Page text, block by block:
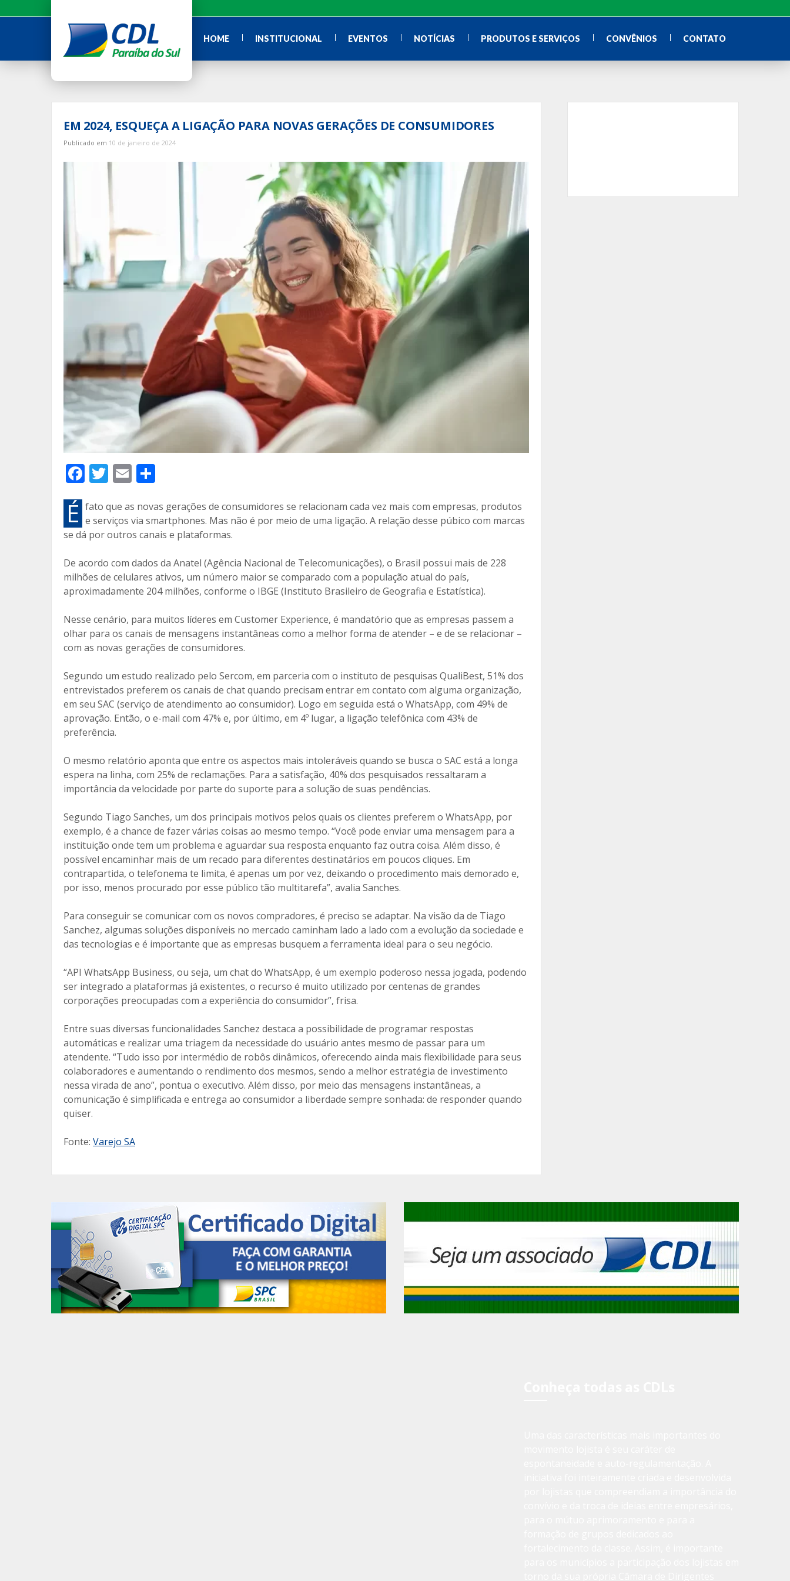
para
HOME INSTITUCIONAL EVENTOS NOTÍCIAS PRODUTOS E SERVIÇOS CONVÊNIOS CONTATO
EM 2024, ESQUEÇA A LIGAÇÃO PARA NOVAS GERAÇÕES DE CONSUMIDORES
Publicado em 10 de janeiro de 2024
F
ac
e
b
o
o
k
T
w
itt
er
E
m
ai
l
m
p
ar
til
h
ar
É fato que as novas gerações de consumidores se relacionam cada vez mais com empresas, produtos
e serviços via smartphones. Mas não é por meio de uma ligação. A relação desse púbico com marcas
se dá por outros canais e plataformas.
De acordo com dados da Anatel (Agência Nacional de Telecomunicações), o Brasil possui mais de 228
milhões de celulares ativos, um número maior se comparado com a população atual do país,
aproximadamente 204 milhões, conforme o IBGE (Instituto Brasileiro de Geografia e Estatística).
Nesse cenário, para muitos líderes em Customer Experience, é mandatório que as empresas passem a
olhar para os canais de mensagens instantâneas como a melhor forma de atender – e de se relacionar –
com as novas gerações de consumidores.
Segundo um estudo realizado pelo Sercom, em parceria com o instituto de pesquisas QualiBest, 51% dos
entrevistados preferem os canais de chat quando precisam entrar em contato com alguma organização,
em seu SAC (serviço de atendimento ao consumidor). Logo em seguida está o WhatsApp, com 49% de
aprovação. Então, o e-mail com 47% e, por último, em 4º lugar, a ligação telefônica com 43% de
preferência.
O mesmo relatório aponta que entre os aspectos mais intoleráveis quando se busca o SAC está a longa
espera na linha, com 25% de reclamações. Para a satisfação, 40% dos pesquisados ressaltaram a
importância da velocidade por parte do suporte para a solução de suas pendências.
Segundo Tiago Sanches, um dos principais motivos pelos quais os clientes preferem o WhatsApp, por
exemplo, é a chance de fazer várias coisas ao mesmo tempo. “Você pode enviar uma mensagem para a
instituição onde tem um problema e aguardar sua resposta enquanto faz outra coisa. Além disso, é
possível encaminhar mais de um recado para diferentes destinatários em poucos cliques. Em
contrapartida, o telefonema te limita, é apenas um por vez, deixando o procedimento mais demorado e,
por isso, menos procurado por esse público tão multitarefa”, avalia Sanches.
Para conseguir se comunicar com os novos compradores, é preciso se adaptar. Na visão da de Tiago
Sanchez, algumas soluções disponíveis no mercado caminham lado a lado com a evolução da sociedade e
das tecnologias e é importante que as empresas busquem a ferramenta ideal para o seu negócio.
“API WhatsApp Business, ou seja, um chat do WhatsApp, é um exemplo poderoso nessa jogada, podendo
ser integrado a plataformas já existentes, o recurso é muito utilizado por centenas de grandes
corporações preocupadas com a experiência do consumidor”, frisa.
Entre suas diversas funcionalidades Sanchez destaca a possibilidade de programar respostas
automáticas e realizar uma triagem da necessidade do usuário antes mesmo de passar para um
atendente. “Tudo isso por intermédio de robôs dinâmicos, oferecendo ainda mais flexibilidade para seus
colaboradores e aumentando o rendimento dos mesmos, sendo a melhor estratégia de investimento
nessa virada de ano”, pontua o executivo. Além disso, por meio das mensagens instantâneas, a
comunicação é simplificada e entrega ao consumidor a liberdade sempre sonhada: de responder quando
quiser.
Fonte: Varejo SA